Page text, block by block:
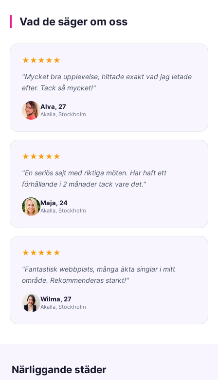
Vad de säger om oss
★★★★★
"Mycket bra upplevelse, hittade exakt vad jag letade
efter. Tack så mycket!"
Alva, 27
Akalla, Stockholm
★★★★★
"En seriös sajt med riktiga möten. Har haft ett
förhållande i 2 månader tack vare det."
Maja, 24
Akalla, Stockholm
★★★★★
"Fantastisk webbplats, många äkta singlar i mitt
område. Rekommenderas starkt!"
Wilma, 27
Akalla, Stockholm
Närliggande städer